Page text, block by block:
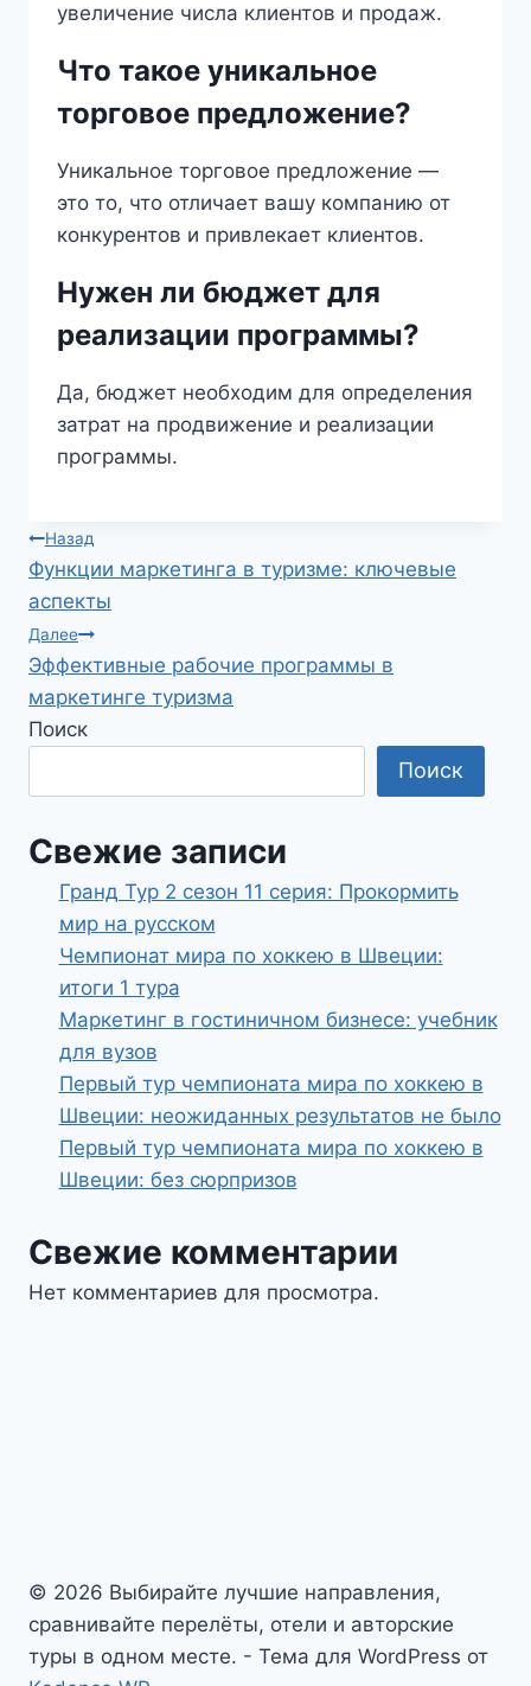
увеличение числа клиентов и продаж.
Что такое уникальное
торговое предложение?
Уникальное торговое предложение —
это то, что отличает вашу компанию от
конкурентов и привлекает клиентов.
Нужен ли бюджет для
реализации программы?
Да, бюджет необходим для определения
затрат на продвижение и реализации
программы.
Навигация
по
записям
Назад
Функции маркетинга в туризме: ключевые
аспекты
Далее
Эффективные рабочие программы в
маркетинге туризма
Поиск
Поиск
Свежие записи
Гранд Тур 2 сезон 11 серия: Прокормить
мир на русском
Чемпионат мира по хоккею в Швеции:
итоги 1 тура
Маркетинг в гостиничном бизнесе: учебник
для вузов
Первый тур чемпионата мира по хоккею в
Швеции: неожиданных результатов не было
Первый тур чемпионата мира по хоккею в
Швеции: без сюрпризов
Свежие комментарии
Нет комментариев для просмотра.
© 2026 Выбирайте лучшие направления,
сравнивайте перелёты, отели и авторские
туры в одном месте. - Тема для WordPress от